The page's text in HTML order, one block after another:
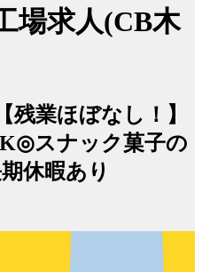
場求人(CB木
残業ほぼなし！】
スナック菓子の
休暇あり